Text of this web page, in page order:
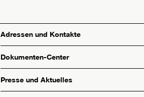
Adressen und Kontakte
Dokumenten-Center
Presse und Aktuelles